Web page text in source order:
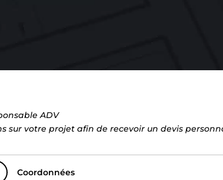
ADV
sur votre projet afin de recevoir un devis
Coordonnées